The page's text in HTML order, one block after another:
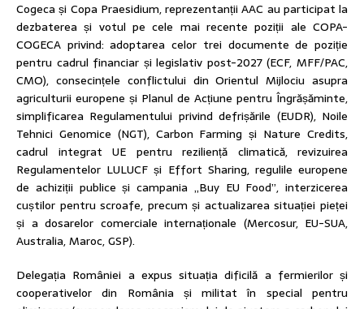
Cogeca și Copa Praesidium, reprezentanții AAC au participat la
dezbaterea și votul pe cele mai recente poziții ale COPA-
COGECA privind: adoptarea celor trei documente de poziție
pentru cadrul financiar și legislativ post-2027 (ECF, MFF/PAC,
CMO), consecințele conflictului din Orientul Mijlociu asupra
agriculturii europene și Planul de Acțiune pentru Îngrășăminte,
simplificarea Regulamentului privind defrișările (EUDR), Noile
Tehnici Genomice (NGT), Carbon Farming și Nature Credits,
cadrul integrat UE pentru reziliență climatică, revizuirea
Regulamentelor LULUCF și Effort Sharing, regulile europene
de achiziții publice și campania „Buy EU Food”, interzicerea
cuștilor pentru scroafe, precum și actualizarea situației pieței
și a dosarelor comerciale internaționale (Mercosur, EU-SUA,
Australia, Maroc, GSP).
Delegația României a expus situația dificilă a fermierilor și
cooperativelor din România și militat în special pentru